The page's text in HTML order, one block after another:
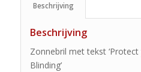
Beschrijving
Beschrijving
Zonnebril met tekst
Blinding’